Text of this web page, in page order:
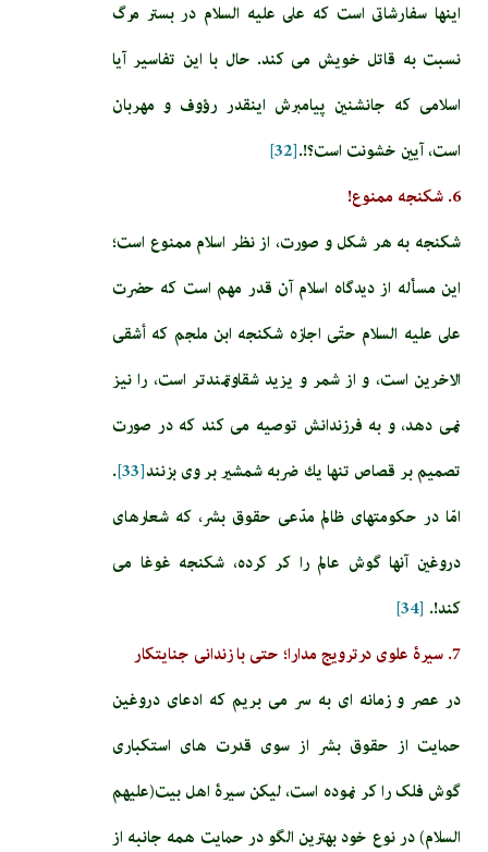
اينها سفارشاتى است كه على عليه السلام در بستر مرگ
نسبت به قاتل خويش مى‏ كند. حال با این تفاسیر آيا
اسلامى كه جانشنين پيامبرش اينقدر رؤوف و مهربان
است، آيين خشونت است؟!.[32]
6. شكنجه ممنوع!
شكنجه به هر شكل و صورت، از نظر اسلام ممنوع است؛
اين مسأله از ديدگاه اسلام آن قدر مهم است كه حضرت
على عليه السلام حتّى اجازه شكنجه ابن ملجم‏ كه أشقى
الاخرين است، و از شمر و يزيد شقاوتمندتر است، را نيز
نمى‏ دهد، و به فرزندانش توصيه مى‏ كند كه در صورت
تصميم بر قصاص تنها يك ضربه شمشير بر وى بزنند[33]
.
امّا در حكومتهاى ظالم مدّعى حقوق بشر، كه شعارهاى
دروغين آنها گوش عالم را كر كرده، شكنجه غوغا مى‏
كند!. [34]
7. سیرۀ علوی درترویج مدارا؛ حتی با زندانی جنایتکار
در عصر و زمانه ای به سر می بریم که ادعای دروغین
حمایت از حقوق بشر از سوی قدرت های استکباری
گوش فلک را کر نموده است، لیکن سیرۀ اهل بیت(علیهم
السلام) در نوع خود بهترین الگو در حمایت همه جانبه از